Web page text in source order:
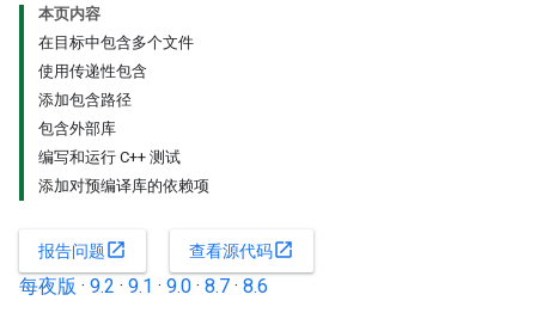
本页内容
在目标中包含多个文件
使用传递性包含
添加包含路径
包含外部库
编写和运行 C++ 测试
添加对预编译库的依赖项
报告问题open_in_new 查看源代码open_in_new
每夜版 · 9.2 · 9.1 · 9.0 · 8.7 · 8.6